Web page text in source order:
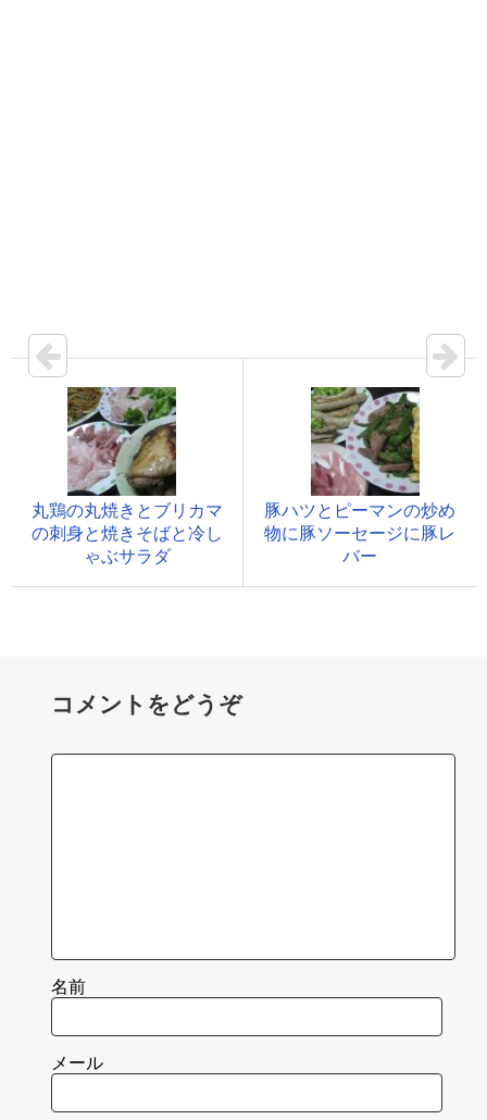
丸鶏の丸焼きとブリカマ
の刺身と焼きそばと冷し
ゃぶサラダ
豚ハツとピーマンの炒め
物に豚ソーセージに豚レ
バー
コメントをどうぞ
名前
メール